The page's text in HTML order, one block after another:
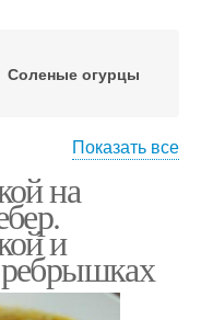
Соленые огурцы
Рассольник с
копченными
ребрышками
Рагу с копчеными
Показать все
на
и